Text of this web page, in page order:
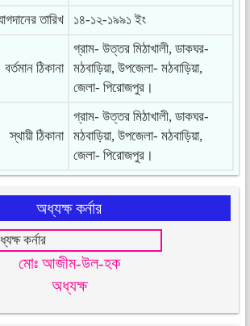
তারিখ
১৪-১২-১৯৯১ ইং
বর্তমান ঠিকানা
গ্রাম- উত্তর মিঠাখালী, ডাকঘর-
মঠবাড়িয়া, উপজেলা- মঠবাড়িয়া,
জেলা- পিরোজপুর।
স্থায়ী ঠিকানা
গ্রাম- উত্তর মিঠাখালী, ডাকঘর-
মঠবাড়িয়া, উপজেলা- মঠবাড়িয়া,
জেলা- পিরোজপুর।
অধ্যক্ষ কর্নার
মোঃ আজীম-উল-হক
অধ্যক্ষ